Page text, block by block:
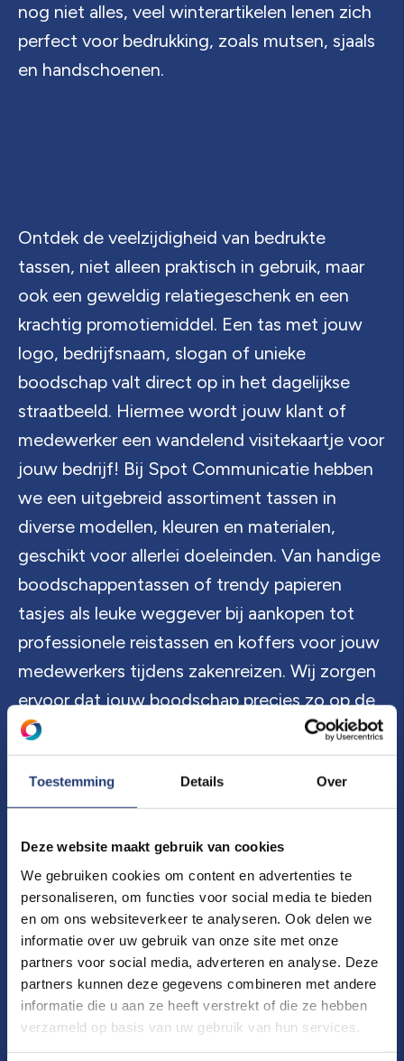
Toestemming Details Over
Deze website maakt gebruik van cookies
We gebruiken cookies om content en advertenties te
personaliseren, om functies voor social media te bieden
en om ons websiteverkeer te analyseren. Ook delen we
informatie over uw gebruik van onze site met onze
partners voor social media, adverteren en analyse. Deze
partners kunnen deze gegevens combineren met andere
informatie die u aan ze heeft verstrekt of die ze hebben
verzameld op basis van uw gebruik van hun services.
nog niet alles, veel winterartikelen lenen zich
perfect voor bedrukking, zoals mutsen, sjaals
en handschoenen.
Ontdek de veelzijdigheid van bedrukte
tassen, niet alleen praktisch in gebruik, maar
ook een geweldig relatiegeschenk en een
krachtig promotiemiddel. Een tas met jouw
logo, bedrijfsnaam, slogan of unieke
boodschap valt direct op in het dagelijkse
straatbeeld. Hiermee wordt jouw klant of
medewerker een wandelend visitekaartje voor
jouw bedrijf! Bij Spot Communicatie hebben
we een uitgebreid assortiment tassen in
diverse modellen, kleuren en materialen,
geschikt voor allerlei doeleinden. Van handige
boodschappentassen of trendy papieren
tasjes als leuke weggever bij aankopen tot
professionele reistassen en koffers voor jouw
medewerkers tijdens zakenreizen. Wij zorgen
ervoor dat jouw boodschap precies zo op de
tas komt als jij dat wilt. Maak een blijvende
indruk en kies voor bedrukte tassen van Spot
Communicatie!
Sportief in stijl met bedrukte
sportkleding voor jouw team in Den
Haag!
Geef jouw team een unieke uitstraling met
sportkleding bedrukt met het bedrijfslogo of
clubembleem. Het creëert niet alleen een